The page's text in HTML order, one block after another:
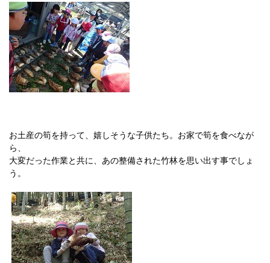
お土産の筍を持って、嬉しそうな子供たち。お家で筍を食べなが
ら、
大変だった作業と共に、あの整備された竹林を思い出す事でしょ
う。